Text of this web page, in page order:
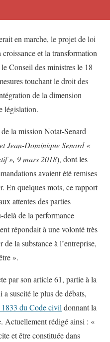
en marche, le projet de loi
et la transformation
Conseil des ministres le 18
touchant le droit des
de la dimension
législation.
la mission Notat-Senard
Jean-Dominique Senard «
», 9 mars 2018), dont les
avaient été remises
En quelques mots, ce rapport
attentes des parties
delà de la performance
répondait à une volonté très
la substance à l’entreprise,
».
par son article 61, partie à la
suscité le plus de débats,
du Code civil donnant la
Actuellement rédigé ainsi : «
et être constituée dans